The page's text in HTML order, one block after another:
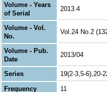
Volume - Years
of Serial
2013.4
Volume - Vol.
No.
Vol.24 No.2
Volume - Pub.
Date
2013/04
Series
19(2-3,5-6),20-
Frequency
11